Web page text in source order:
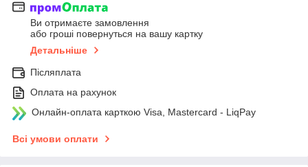
Ви отримаєте замовлення
або гроші повернуться на вашу картку
Детальніше
Післяплата
Оплата на рахунок
Онлайн-оплата карткою Visa, Mastercard - LiqPay
Всі умови оплати